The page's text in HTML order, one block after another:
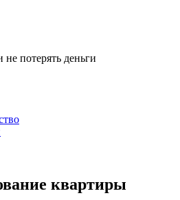
не потерять деньги
квартиры